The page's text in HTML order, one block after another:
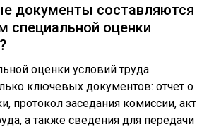
документы составляются
специальной оценки
оценки условий труда
ключевых документов: отчет о
протокол заседания комиссии, акт
а также сведения для передачи